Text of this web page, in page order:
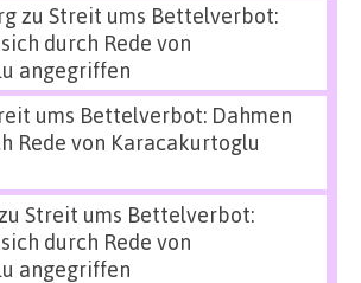
zu Streit ums Bettelverbot:
durch Rede von
angegriffen
ums Bettelverbot: Dahmen
Rede von Karacakurtoglu
Streit ums Bettelverbot:
durch Rede von
angegriffen